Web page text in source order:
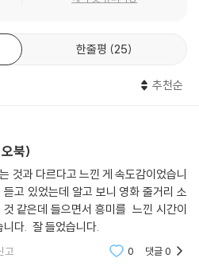
있어”ㆍ316
서 그의 깊고 진한 사랑은 한사코 낮은
고 했으며, 전 청와대 연설비서관 강
을 부럽게 훔쳐봤다. 읽고 또 읽었다. 베
의 힘’
제목에서 가져온 ‘묵언’의 사전적 뜻은
건 무언가를 말함인데, 말하지 않는다는
아하다. 책 말미의 인터뷰에서 저자는
것, 헛된 것을 부수자는 의미”라며
정화이자 성찰”이라고 밝힌다. 책에서
한줄평 25
추천순
북)
것과 다르다고 느낀 게 속도감이었습니
고 있었는데 알고 보니 영화 줄거리 소
같은데 들으면서 흥미를 느낀 시간이
니다. 잘 들었습니다.
고 0 댓글0